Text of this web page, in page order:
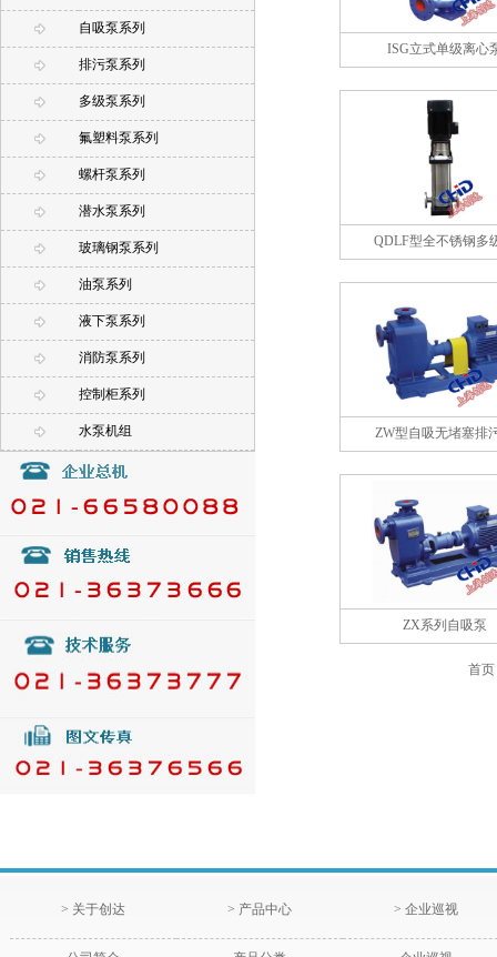
自吸泵系列
排污泵系列
多级泵系列
氟塑料泵系列
螺杆泵系列
潜水泵系列
玻璃钢泵系列
油泵系列
液下泵系列
消防泵系列
控制柜系列
水泵机组
ISG立式单级离心
QDLF型全不锈钢多
ZW型自吸无堵塞排
ZX系列自吸泵
首页
> 关于创达 > 产品中心 > 企业巡视